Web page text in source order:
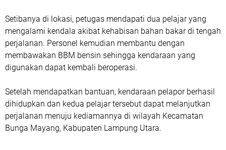
Setibanya di lokasi, petugas mendapati dua pelajar yang
mengalami kendala akibat kehabisan bahan bakar di tengah
perjalanan. Personel kemudian membantu dengan
membawakan BBM bensin sehingga kendaraan yang
digunakan dapat kembali beroperasi.
Setelah mendapatkan bantuan, kendaraan pelapor berhasil
dihidupkan dan kedua pelajar tersebut dapat melanjutkan
perjalanan menuju kediamannya di wilayah Kecamatan
Bunga Mayang, Kabupaten Lampung Utara.